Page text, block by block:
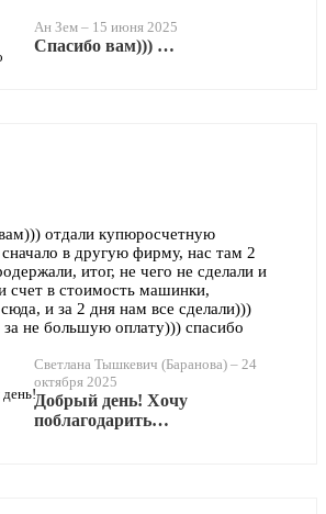
Ан Зем – 15 июня 2025
Спасибо вам))) …
отдали купюросчетную
в другую фирму, нас там 2
итог, не чего не сделали и
счет в стоимость машинки,
и за 2 дня нам все сделали)))
не большую оплату))) спасибо
Светлана Тышкевич (Баранова) – 24
октября 2025
Добрый день! Хочу
поблагодарить…